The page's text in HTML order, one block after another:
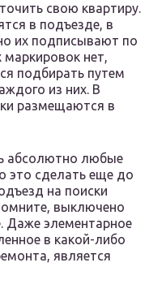
свою квартиру.
в подъезде, в
их подписывают по
маркировок нет,
подбирать путем
из них. В
размещаются в
абсолютно любые
это сделать еще до
на поиски
выключено
Даже элементарное
в какой-либо
является